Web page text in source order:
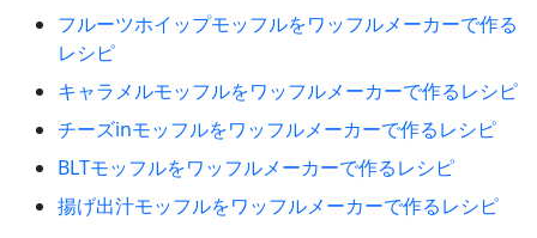
フルーツホイップモッフルをワッフルメーカーで作る
レシピ
キャラメルモッフルをワッフルメーカーで作るレシピ
チーズinモッフルをワッフルメーカーで作るレシピ
BLTモッフルをワッフルメーカーで作るレシピ
揚げ出汁モッフルをワッフルメーカーで作るレシピ